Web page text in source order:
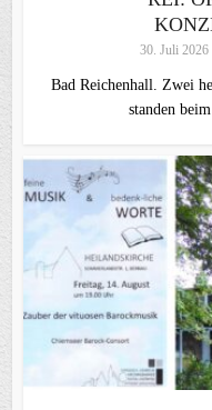
30. Juli 2026
Bad Reichenhall. Zwei
standen